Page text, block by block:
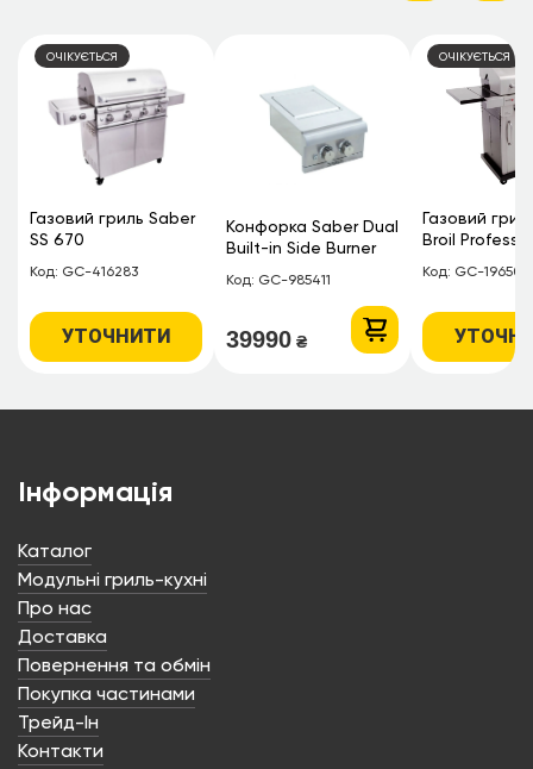
ОЧІКУЄТЬСЯ
Газовий гриль Saber
SS 670
Код: GC-416283
УТОЧНИТИ
Конфорка Saber Dual
Built-in Side Burner
Код: GC-985411
39990 ₴
ОЧІКУЄТЬСЯ
Газовий
Broil
Код: GC-196500
Інформація
Каталог
Модульні гриль-кухні
Про нас
Доставка
Повернення та обмін
Покупка частинами
Трейд-Ін
Контакти